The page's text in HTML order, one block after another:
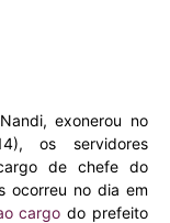
exonerou no
os servidores
de chefe do
ocorreu no dia em
cargo do prefeito